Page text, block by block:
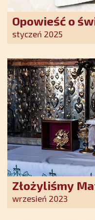
Opowieść o
szczerego
nadziei w XXI
styczeń 2025
Złożyliśmy
wrzesień 2023